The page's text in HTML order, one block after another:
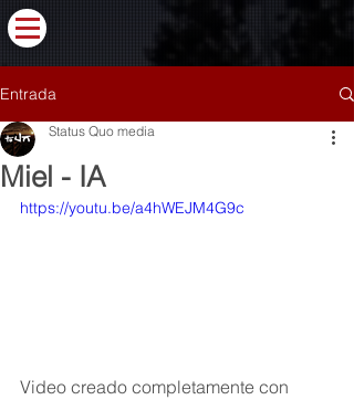
Entrada
Miel - IA
Status Quo media
https://youtu.be/a4hWEJM4G9c
Video creado completamente con